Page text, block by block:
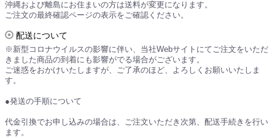
沖縄および離島にお住まいの方は送料が変更になります。
ご注文の最終確認ページの表示をご確認ください。
配送について
※新型コロナウイルスの影響に伴い、当社Webサイトにてご注文をいただ
きました商品の到着にも影響がでる場合がございます。
ご迷惑をおかけいたしますが、ご了承のほど、よろしくお願いいたしま
す。
●発送の手順について
代金引換でお申し込みの場合は、ご注文いただき次第、配送手続きを行い
ます。